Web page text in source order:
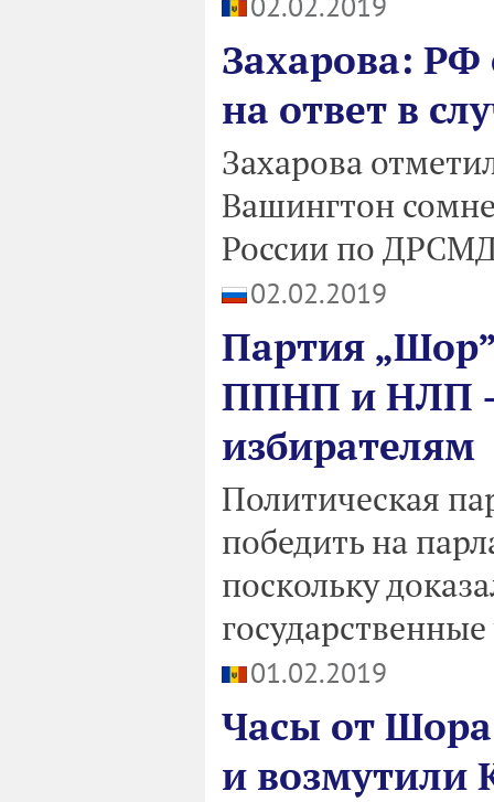
Захарова: РФ
на ответ в
Захарова
Вашингтон
России по
02.02.2019
Партия
ППНП и НЛП
избирателям
Политическая
победить на
поскольку
01.02.2019
Часы от
и возмутили